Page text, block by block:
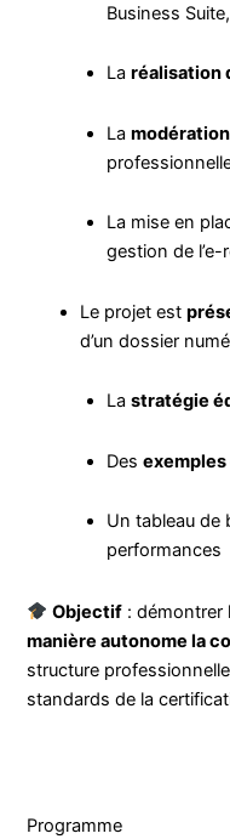
Business
Laréalisation
La
La mise en
gestion de
Le projet est
d’un dossier
Lastratégie
Des
Un tableau de
performances
Objectif : démontrer
manière autonome la
structure
standards de la
Programme